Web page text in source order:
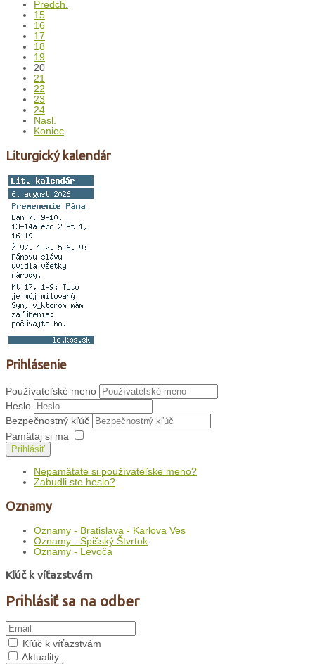
Predch.
15
16
17
18
19
20
21
22
23
24
Nasl.
Koniec
Liturgický kalendár
Prihlásenie
Používateľské meno
Heslo
Bezpečnostný kľúč
Pamätaj si ma
Prihlásiť
Nepamätáte si používateľské meno?
Zabudli ste heslo?
Oznamy
Oznamy - Bratislava - Karlova Ves
Oznamy - Spišský Štvrtok
Oznamy - Levoča
Kľúč k víťazstvám
Prihlásiť sa na odber
Kľúč k víťazstvám
Aktuality